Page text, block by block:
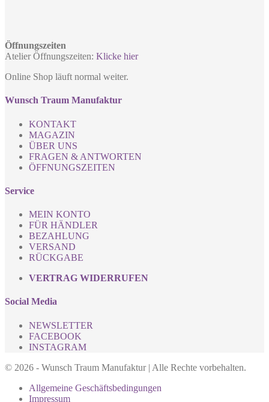
Öffnungszeiten
Atelier Öffnungszeiten: Klicke hier
Online Shop läuft normal weiter.
Wunsch Traum Manufaktur
KONTAKT
MAGAZIN
ÜBER UNS
FRAGEN & ANTWORTEN
ÖFFNUNGSZEITEN
Service
MEIN KONTO
FÜR HÄNDLER
BEZAHLUNG
VERSAND
RÜCKGABE
VERTRAG WIDERRUFEN
Social Media
NEWSLETTER
FACEBOOK
INSTAGRAM
© 2026 - Wunsch Traum Manufaktur | Alle Rechte vorbehalten.
Allgemeine Geschäftsbedingungen
Impressum